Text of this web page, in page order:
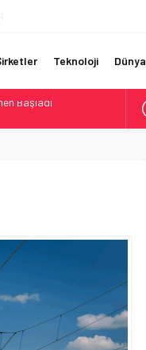
Teknoloji Dünya
Artışı